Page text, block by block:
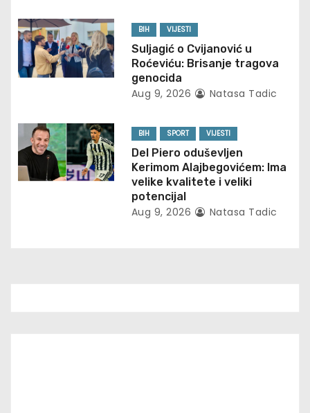
t
i
o
BIH VIJESTI
Suljagić o Cvijanović u
Roćeviću: Brisanje tragova
genocida
Aug 9, 2026 Natasa Tadic
BIH SPORT VIJESTI
Del Piero oduševljen
Kerimom Alajbegovićem: Ima
velike kvalitete i veliki
potencijal
Aug 9, 2026 Natasa Tadic